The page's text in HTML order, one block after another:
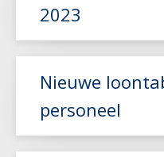
2023
Nieuwe
personeel